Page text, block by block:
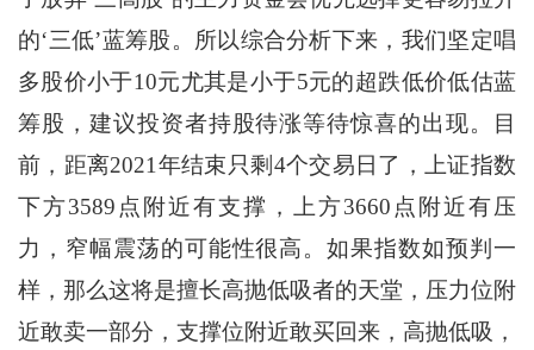
的‘三低’蓝筹股。所以综合分析下来，我们坚定唱
多股价小于10元尤其是小于5元的超跌低价低估蓝
筹股，建议投资者持股待涨等待惊喜的出现。目
前，距离2021年结束只剩4个交易日了，上证指数
下方3589点附近有支撑，上方3660点附近有压
力，窄幅震荡的可能性很高。如果指数如预判一
样，那么这将是擅长高抛低吸者的天堂，压力位附
近敢卖一部分，支撑位附近敢买回来，高抛低吸，